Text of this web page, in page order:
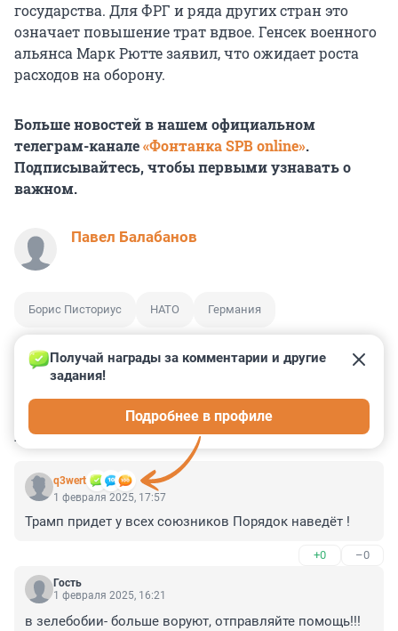
государства. Для ФРГ и ряда других стран это
означает повышение трат вдвое. Генсек военного
альянса Марк Рютте заявил, что ожидает роста
расходов на оборону.
Больше новостей в нашем официальном
телеграм-канале«Фонтанка SPB online».
Подписывайтесь, чтобы первыми узнавать о
важном.
Павел Балабанов
Борис Писториус НАТО Германия
КОММЕНТАРИИ 9
q3wert
Получай награды за комментарии и другие
задания!
Подробнее в профиле
1 февраля 2025, 17:57
Трамп придет у всех союзников Порядок наведёт !
+0 –0
Гость
1 февраля 2025, 16:21
в зелебобии- больше воруют, отправляйте помощь!!!